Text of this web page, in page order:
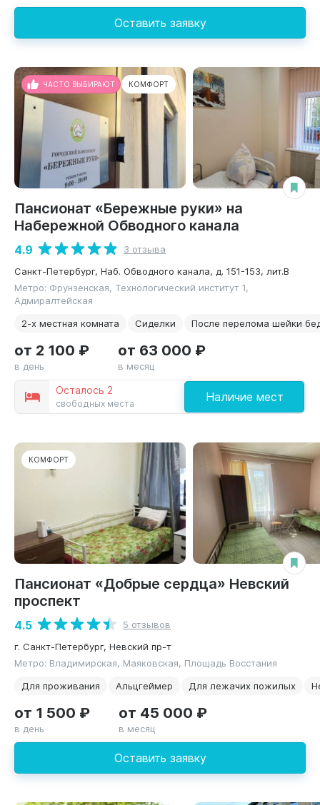
Оставить заявку
ЧАСТО ВЫБИРАЮТ КОМФОРТ
Пансионат «Бережные руки» на
Набережной Обводного канала
4.9
3 отзыва
Санкт-Петербург, Наб. Обводного канала, д. 151-153, лит.В
Метро: Фрунзенская, Технологический институт 1,
Адмиралтейская
2-х местная комната
Сиделки После перелома шейки
Осталось 2
свободных места Наличие мест
от 2 100 ₽
в день
от 63 000 ₽
в месяц
КОМФОРТ
Пансионат «Добрые сердца» Невский
проспект
4.5
5 отзывов
г. Санкт-Петербург, Невский пр-т
Метро: Владимирская, Маяковская, Площадь Восстания
Для проживания
Альцгеймер Для лежачих пожилых
Оставить заявку
от 1 500 ₽
в день
от 45 000 ₽
в месяц